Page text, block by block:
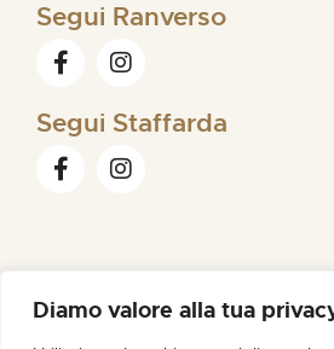
Diamo valore alla tua
Segui Ranverso
Segui Staffarda